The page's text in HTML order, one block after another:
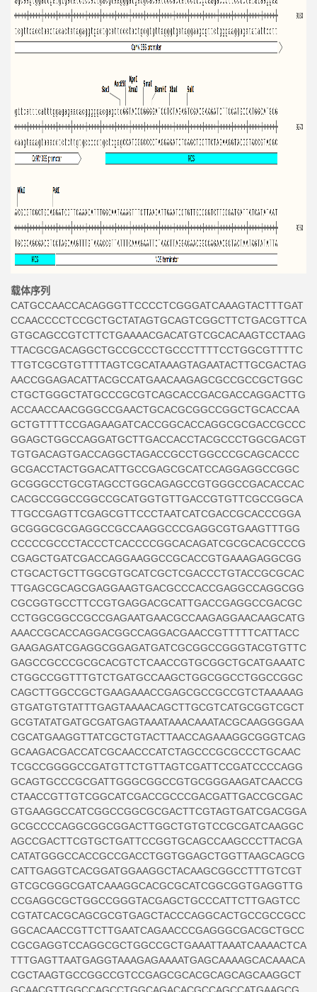
载体序列
CATGCCAACCACAGGGTTCCCCTCGGGATCAAAGTACTTTGAT
CCAACCCCTCCGCTGCTATAGTGCAGTCGGCTTCTGACGTTCA
GTGCAGCCGTCTTCTGAAAACGACATGTCGCACAAGTCCTAAG
TTACGCGACAGGCTGCCGCCCTGCCCTTTTCCTGGCGTTTTC
TTGTCGCGTGTTTTAGTCGCATAAAGTAGAATACTTGCGACTAG
AACCGGAGACATTACGCCATGAACAAGAGCGCCGCCGCTGGC
CTGCTGGGCTATGCCCGCGTCAGCACCGACGACCAGGACTTG
ACCAACCAACGGGCCGAACTGCACGCGGCCGGCTGCACCAA
GCTGTTTTCCGAGAAGATCACCGGCACCAGGCGCGACCGCCC
GGAGCTGGCCAGGATGCTTGACCACCTACGCCCTGGCGACGT
TGTGACAGTGACCAGGCTAGACCGCCTGGCCCGCAGCACCC
GCGACCTACTGGACATTGCCGAGCGCATCCAGGAGGCCGGC
GCGGGCCTGCGTAGCCTGGCAGAGCCGTGGGCCGACACCAC
CACGCCGGCCGGCCGCATGGTGTTGACCGTGTTCGCCGGCA
TTGCCGAGTTCGAGCGTTCCCTAATCATCGACCGCACCCGGA
GCGGGCGCGAGGCCGCCAAGGCCCGAGGCGTGAAGTTTGG
CCCCCGCCCTACCCTCACCCCGGCACAGATCGCGCACGCCCG
CGAGCTGATCGACCAGGAAGGCCGCACCGTGAAAGAGGCGG
CTGCACTGCTTGGCGTGCATCGCTCGACCCTGTACCGCGCAC
TTGAGCGCAGCGAGGAAGTGACGCCCACCGAGGCCAGGCGG
CGCGGTGCCTTCCGTGAGGACGCATTGACCGAGGCCGACGC
CCTGGCGGCCGCCGAGAATGAACGCCAAGAGGAACAAGCATG
AAACCGCACCAGGACGGCCAGGACGAACCGTTTTTCATTACC
GAAGAGATCGAGGCGGAGATGATCGCGGCCGGGTACGTGTTC
GAGCCGCCCGCGCACGTCTCAACCGTGCGGCTGCATGAAATC
CTGGCCGGTTTGTCTGATGCCAAGCTGGCGGCCTGGCCGGC
CAGCTTGGCCGCTGAAGAAACCGAGCGCCGCCGTCTAAAAAG
GTGATGTGTATTTGAGTAAAACAGCTTGCGTCATGCGGTCGCT
GCGTATATGATGCGATGAGTAAATAAACAAATACGCAAGGGGAA
CGCATGAAGGTTATCGCTGTACTTAACCAGAAAGGCGGGTCAG
GCAAGACGACCATCGCAACCCATCTAGCCCGCGCCCTGCAAC
TCGCCGGGGCCGATGTTCTGTTAGTCGATTCCGATCCCCAGG
GCAGTGCCCGCGATTGGGCGGCCGTGCGGGAAGATCAACCG
CTAACCGTTGTCGGCATCGACCGCCCGACGATTGACCGCGAC
GTGAAGGCCATCGGCCGGCGCGACTTCGTAGTGATCGACGGA
GCGCCCCAGGCGGCGGACTTGGCTGTGTCCGCGATCAAGGC
AGCCGACTTCGTGCTGATTCCGGTGCAGCCAAGCCCTTACGA
CATATGGGCCACCGCCGACCTGGTGGAGCTGGTTAAGCAGCG
CATTGAGGTCACGGATGGAAGGCTACAAGCGGCCTTTGTCGT
GTCGCGGGCGATCAAAGGCACGCGCATCGGCGGTGAGGTTG
CCGAGGCGCTGGCCGGGTACGAGCTGCCCATTCTTGAGTCC
CGTATCACGCAGCGCGTGAGCTACCCAGGCACTGCCGCCGCC
GGCACAACCGTTCTTGAATCAGAACCCGAGGGCGACGCTGCC
CGCGAGGTCCAGGCGCTGGCCGCTGAAATTAAATCAAAACTCA
TTTGAGTTAATGAGGTAAAGAGAAAATGAGCAAAAGCACAAACA
CGCTAAGTGCCGGCCGTCCGAGCGCACGCAGCAGCAAGGCT